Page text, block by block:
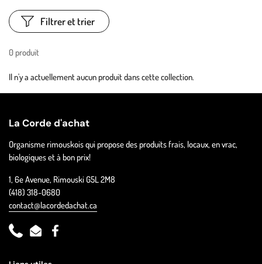
0 produit
Filtrer et trier
Il n'y a actuellement aucun produit dans cette collection.
La Corde d'achat
Organisme rimouskois qui propose des produits frais, locaux, en vrac,
biologiques et à bon prix!
1, 6e Avenue, Rimouski G5L 2M8
(418) 318-0680
contact@lacordedachat.ca
PhoneEmailFacebook